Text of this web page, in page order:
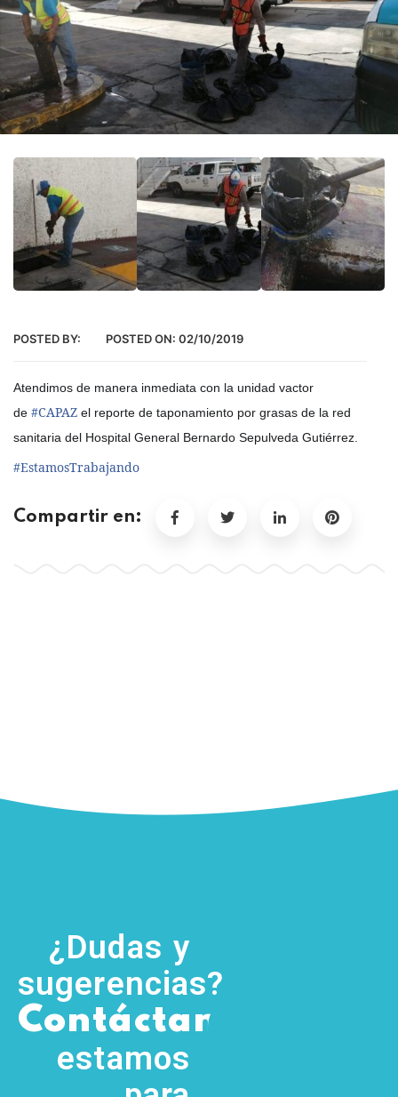
POSTED BY: POSTED ON: 02/10/2019
Atendimos de manera inmediata con la unidad vactor
de #CAPAZ el reporte de taponamiento por grasas de la red
sanitaria del Hospital General Bernardo Sepulveda Gutiérrez.
#EstamosTrabajando
Compartir en:
¿Dudas y
sugerencias?
Contáctanos
estamos